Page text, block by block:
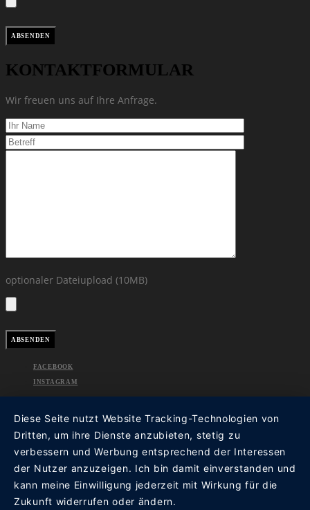
KONTAKTFORMULAR
Wir freuen uns auf Ihre Anfrage.
optionaler Dateiupload (10MB)
FACEBOOK
INSTAGRAM
Diese Seite nutzt Website Tracking-Technologien von
Dritten, um ihre Dienste anzubieten, stetig zu
verbessern und Werbung entsprechend der Interessen
der Nutzer anzuzeigen. Ich bin damit einverstanden und
kann meine Einwilligung jederzeit mit Wirkung für die
Zukunft widerrufen oder ändern.